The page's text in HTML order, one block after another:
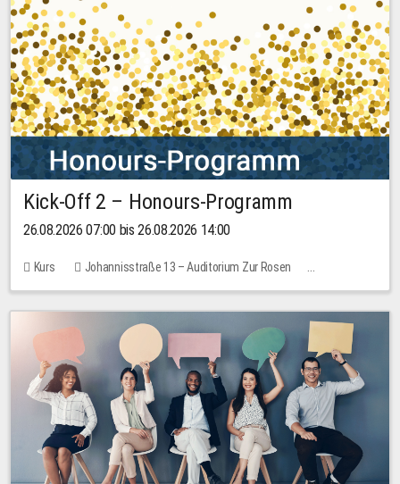
Kick-Off 2 – Honours-Programm
26.08.2026 07:00 bis 26.08.2026 14:00
Kurs
Johannisstraße 13 – Auditorium Zur Rosen
Keine freien Plätze